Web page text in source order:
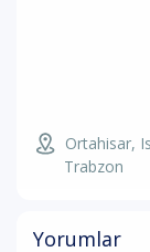
Ortahisar,
Trabzon
Yorumlar